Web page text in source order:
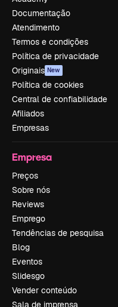
Documentação
Atendimento
Termos e condições
Política de privacidade
Originais New
Política de cookies
Central de confiabilidade
Afiliados
Empresas
Empresa
Preços
Sobre nós
Reviews
Emprego
Tendências de pesquisa
Blog
Eventos
Slidesgo
Vender conteúdo
Sala de imprensa